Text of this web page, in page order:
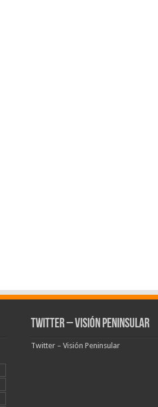
Twitter – Visión Peninsular
Twitter – Visión Peninsular